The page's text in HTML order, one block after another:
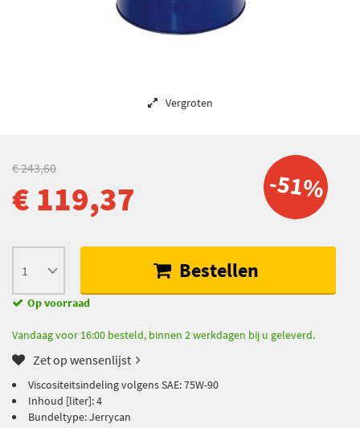
Vergroten
-51%
€ 243,60
€ 119,37
Bestellen
Op voorraad
Vandaag voor 16:00 besteld, binnen 2 werkdagen bij u geleverd.
Zet op wensenlijst
Viscositeitsindeling volgens SAE: 75W-90
Inhoud [liter]: 4
Bundeltype: Jerrycan